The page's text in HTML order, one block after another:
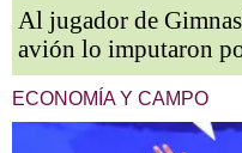
Al jugador de
avión lo imputaron
ECONOMÍA Y CAMPO